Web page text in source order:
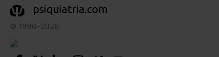
psiquiatria.com
© 1996–2026